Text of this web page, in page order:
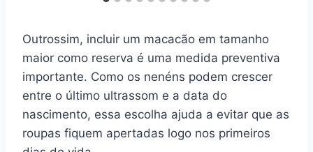
Outrossim, incluir um macacão em tamanho
maior como reserva é uma medida preventiva
importante. Como os nenéns podem crescer
entre o último ultrassom e a data do
nascimento, essa escolha ajuda a evitar que as
roupas fiquem apertadas logo nos primeiros